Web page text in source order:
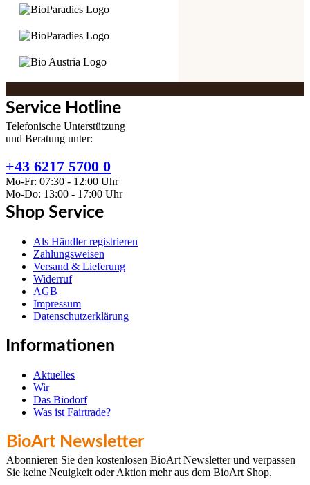
Service Hotline
Telefonische Unterstützung
und Beratung unter:
+43 6217 5700 0
Mo-Fr: 07:30 - 12:00 Uhr
Mo-Do: 13:00 - 17:00 Uhr
Shop Service
Als Händler registrieren
Zahlungsweisen
Versand & Lieferung
Widerruf
AGB
Impressum
Datenschutzerklärung
Informationen
Aktuelles
Wir
Das Biodorf
Was ist Fairtrade?
BioArt Newsletter
Abonnieren Sie den kostenlosen BioArt Newsletter und verpassen
Sie keine Neuigkeit oder Aktion mehr aus dem BioArt Shop.